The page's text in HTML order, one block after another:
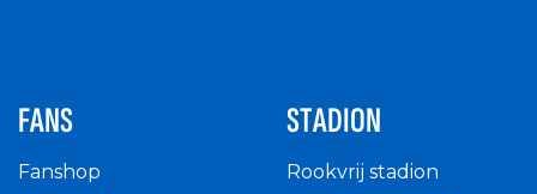
FANS
Fanshop
STADION
Rookvrij stadion